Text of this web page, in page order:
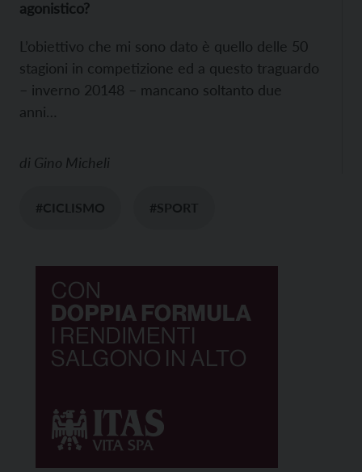
agonistico?
L’obiettivo che mi sono dato è quello delle 50
stagioni in competizione ed a questo traguardo
– inverno 20148 – mancano soltanto due
anni…
di Gino Micheli
#CICLISMO #SPORT